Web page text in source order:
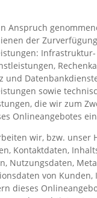
Anspruch
der
und
sowie
die wir zum
Onlineangebotes
wir, bzw. unser
Kontaktdaten,
Nutzungsdaten,
von Kunden,
dieses